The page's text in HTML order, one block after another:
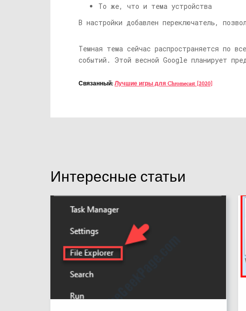
То же, что и тема устройства
В настройки добавлен переключатель,
Темная тема сейчас распространяется по
событий. Этой весной Google планирует
Связанный: Лучшие игры для Chromecast [2020]
Интересные статьи